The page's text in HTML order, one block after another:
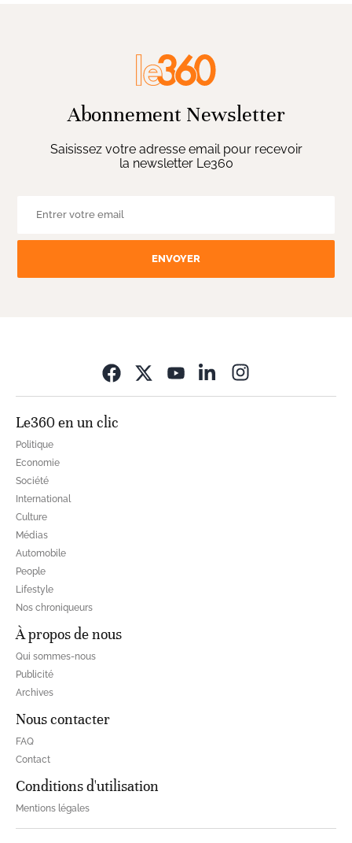
Abonnement Newsletter
Saisissez votre adresse email pour recevoir
la newsletter Le360
ENVOYER
Le360 en un clic
Politique
Economie
Société
International
Culture
Médias
Automobile
People
Lifestyle
Nos chroniqueurs
À propos de nous
Qui sommes-nous
Publicité
Archives
Nous contacter
FAQ
Contact
Conditions d'utilisation
Mentions légales